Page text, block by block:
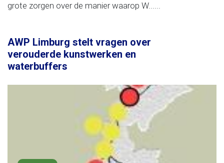
grote zorgen over de manier waarop W......
AWP Limburg stelt vragen over
verouderde kunstwerken en
waterbuffers